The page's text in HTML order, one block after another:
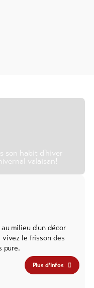
son habit d'hiver
valaisan!
milieu d'un décor
le frisson des
pure.
Plus d'infos